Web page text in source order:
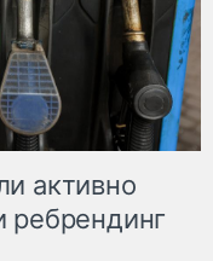
активно
ребрендинг